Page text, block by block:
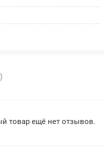
товар ещё нет отзывов.